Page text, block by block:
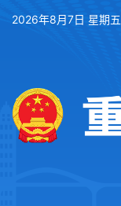
2026年8月7日 星期五